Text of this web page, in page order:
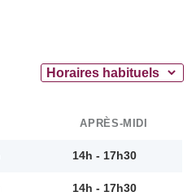
APRÈS-MIDI
14h - 17h30
14h - 17h30